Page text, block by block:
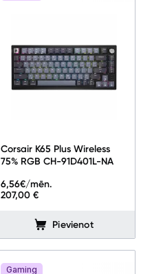
Corsair K65 Plus Wireless
75% RGB CH-91D401L-NA
207,00 €
6,56€/mēn.
Pievienot
Gaming